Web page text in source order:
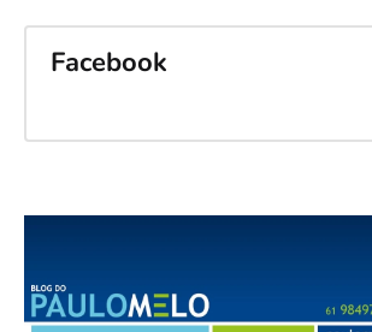
Facebook